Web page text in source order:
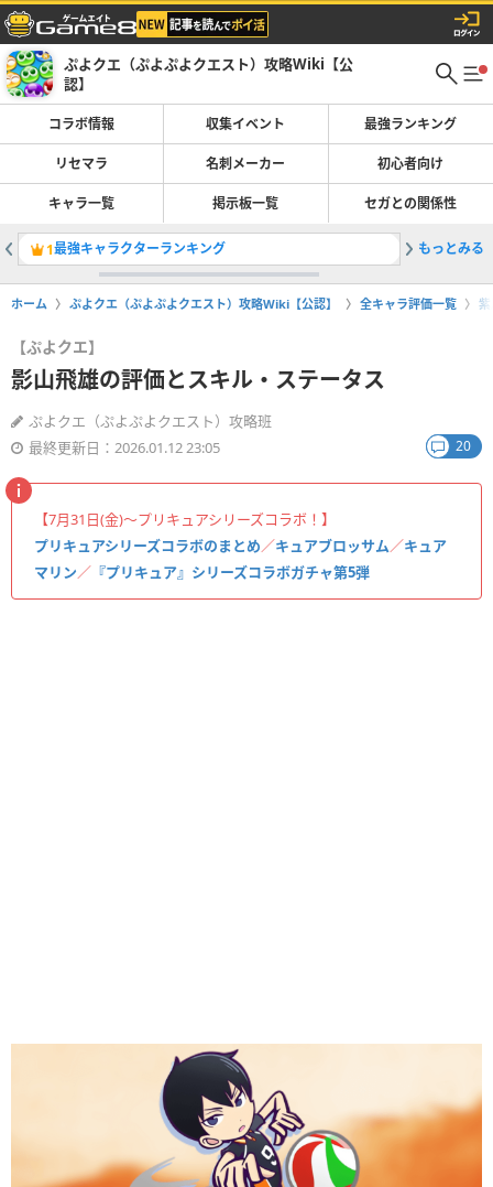
ぷよクエ（ぷよぷよクエスト）攻略Wiki【公
認】
コラボ情報 収集イベント 最強ランキング
リセマラ 名刺メーカー 初心者向け
キャラ一覧 掲示板一覧 セガとの関係性
1最強キャラクターランキング 2時空探
もっとみる
ホーム ぷよクエ（ぷよぷよクエスト）攻略Wiki【公認】 全キャラ評価一覧
【ぷよクエ】
影山飛雄の評価とスキル・ステータス
ぷよクエ（ぷよぷよクエスト）攻略班
最終更新日：2026.01.12 23:05
20
【7月31日(金)〜プリキュアシリーズコラボ！】
プリキュアシリーズコラボのまとめ／キュアブロッサム／キュア
マリン／ 『プリキュア』シリーズコラボガチャ第5弾